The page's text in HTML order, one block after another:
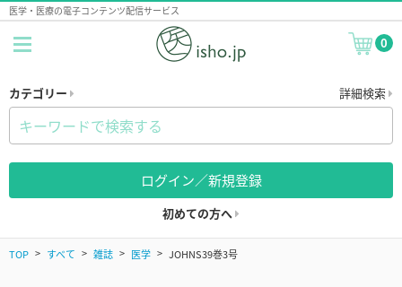
医学・医療の電子コンテンツ配信サービス
0
カテゴリー 詳細検索
ログイン／新規登録
初めての方へ
TOP すべて 雑誌 医学 JOHNS39巻3号